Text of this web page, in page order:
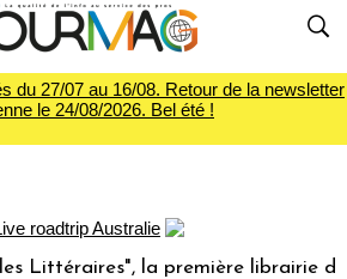
du 27/07 au 16/08. Retour de la newsletter
le 24/08/2026. Bel été !
la première librairie du